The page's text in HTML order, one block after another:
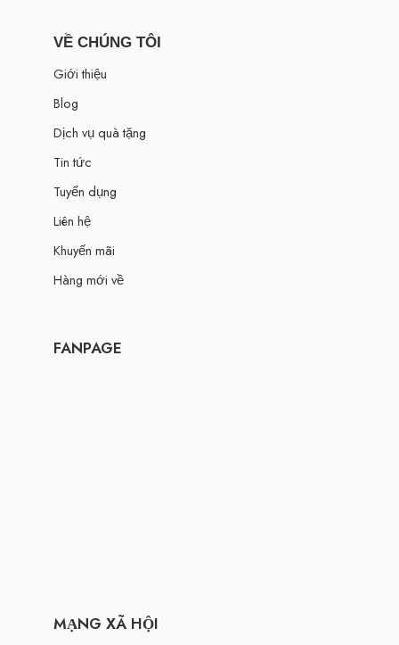
VỀ CHÚNG TÔI
Giới thiệu
Blog
Dịch vụ quà tặng
Tin tức
Tuyển dụng
Liên hệ
Khuyến mãi
Hàng mới về
FANPAGE
MẠNG XÃ HỘI